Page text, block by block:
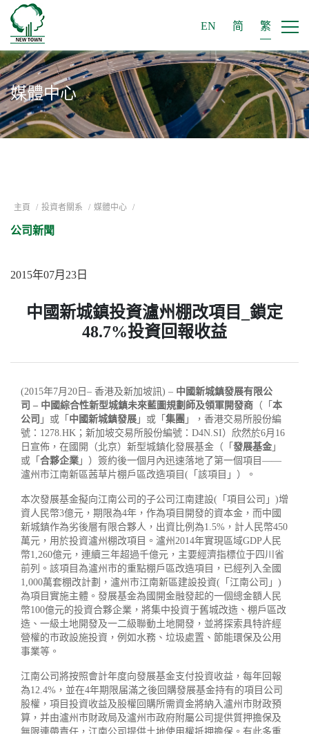
EN 简 繁
媒體中心
主頁 / 投資者關系 / 媒體中心 /
公司新聞
2015年07月23日
中國新城鎮投資瀘州棚改項目_鎖定
48.7%投資回報收益
(2015年7月20日– 香港及新加坡訊) – 中國新城鎮發展有限公
司 – 中國綜合性新型城鎮未來藍圖規劃師及領軍開發商 （「 本
公司 」或「 中國新城鎮發展 」或「 集團 」，香港交易所股份編
號：1278.HK；新加坡交易所股份編號：D4N.SI）欣然於6月16
日宣佈，在國開（北京）新型城鎮化發展基金（「 發展基金 」
或「 合夥企業 」）簽約後一個月內迅速落地了第一個項目——
瀘州市江南新區茜草片棚戶區改造項目(「該項目」）。
本次發展基金擬向江南公司的子公司江南建設(「項目公司」)增
資人民幣3億元，期限為4年，作為項目開發的資本金，而中國
新城鎮作為劣後層有限合夥人，出資比例為1.5%，計人民幣450
萬元，用於投資瀘州棚改項目。瀘州2014年實現區域GDP人民
幣1,260億元，連續三年超過千億元，主要經濟指標位于四川省
前列。該項目為瀘州市的重點棚戶區改造項目，已經列入全國
1,000萬套棚改計劃，瀘州市江南新區建設投資(「江南公司」)
為項目實施主體。發展基金為國開金融發起的一個總金額人民
幣100億元的投資合夥企業，將集中投資于舊城改造、棚戶區改
造、一級土地開發及一二級聯動土地開發，並將探索具特許經
營權的市政設施投資，例如水務、垃圾處置、節能環保及公用
事業等。
江南公司將按照會計年度向發展基金支付投資收益，每年回報
為12.4%，並在4年期限届滿之後回購發展基金持有的項目公司
股權，項目投資收益及股權回購所需資金將納入瀘州市財政預
算，并由瀘州市財政局及瀘州市政府附屬公司提供質押擔保及
無限連帶責任，江南公司提供土地使用權抵押擔保。有此多重